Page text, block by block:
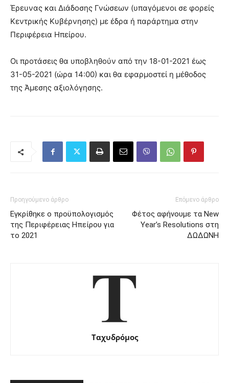
Έρευνας και Διάδοσης Γνώσεων (υπαγόμενοι σε φορείς
Κεντρικής Κυβέρνησης) με έδρα ή παράρτημα στην
Περιφέρεια Ηπείρου.
Οι προτάσεις θα υποβληθούν από την 18-01-2021 έως
31-05-2021 (ώρα 14:00) και θα εφαρμοστεί η μέθοδος
της Άμεσης αξιολόγησης.
Προηγούμενο άρθρο
Εγκρίθηκε ο προϋπολογισμός
της Περιφέρειας Ηπείρου για
το 2021
Επόμενο άρθρο
Φέτος αφήνουμε τα Νew
Year’s Resolutions στη
ΔΩΔΩΝΗ
Ταχυδρόμος